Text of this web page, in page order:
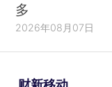
多
2026年08月07日